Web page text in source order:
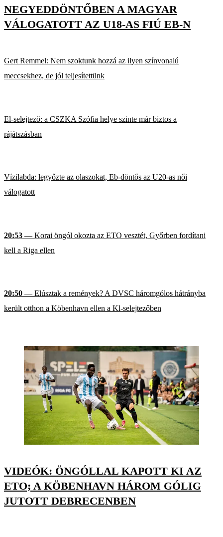
NEGYEDDÖNTŐBEN A MAGYAR
VÁLOGATOTT AZ U18-AS FIÚ EB-N
Gert Remmel: Nem szoktunk hozzá az ilyen színvonalú
meccsekhez, de jól teljesítettünk
El-selejtező: a CSZKA Szófia helye szinte már biztos a
rájátszásban
Vízilabda: legyőzte az olaszokat, Eb-döntős az U20-as női
válogatott
20:53 — Korai öngól okozta az ETO vesztét, Győrben fordítani
kell a Riga ellen
20:50 — Elúsztak a remények? A DVSC háromgólos hátrányba
került otthon a Köbenhavn ellen a Kl-selejtezőben
VIDEÓK: ÖNGÓLLAL KAPOTT KI AZ
ETO; A KÖBENHAVN HÁROM GÓLIG
JUTOTT DEBRECENBEN